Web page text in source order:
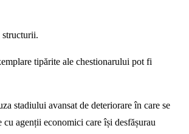
structurii.
tipărite ale chestionarului pot fi
stadiului avansat de deteriorare în care se
agenții economici care își desfășurau